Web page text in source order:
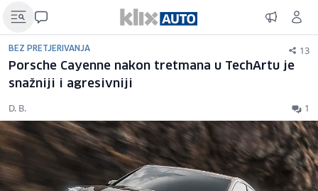
BEZ PRETJERIVANJA 13
Porsche Cayenne nakon tretmana u TechArtu je
snažniji i agresivniji
D. B. 1